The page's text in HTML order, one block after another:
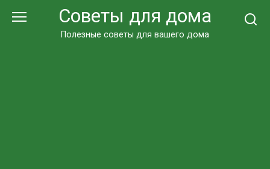
Советы для дома
Полезные советы для вашего дома